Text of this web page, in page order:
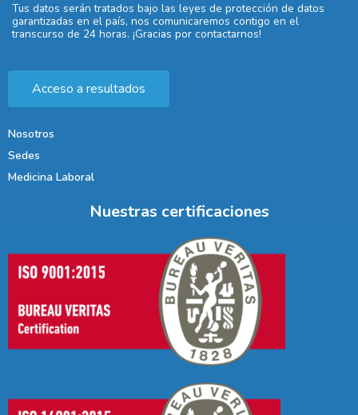
Tus datos serán tratados bajo las leyes de protección de datos
garantizadas en el país, nos comunicaremos contigo en el
transcurso de 24 horas. ¡Gracias por contactarnos!
Acceso a resultados
Nosotros
Sedes
Medicina Laboral
Nuestras certificaciones